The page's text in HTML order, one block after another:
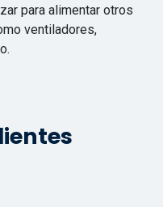
para alimentar otros
ventiladores,